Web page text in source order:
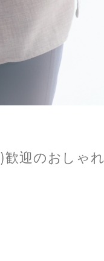
歓迎のおしゃれ